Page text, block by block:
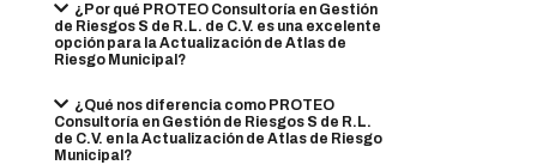
¿Por qué PROTEO Consultoría en Gestión
de Riesgos S de R.L. de C.V. es una excelente
opción para la Actualización de Atlas de
Riesgo Municipal?
¿Qué nos diferencia como PROTEO
Consultoría en Gestión de Riesgos S de R.L.
de C.V. en la Actualización de Atlas de Riesgo
Municipal?